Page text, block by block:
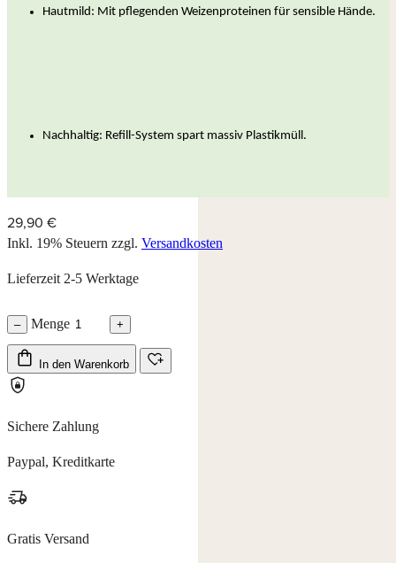
Hautmild: Mit pflegenden Weizenproteinen für sensible Hände.
Nachhaltig: Refill-System spart massiv Plastikmüll.
29,90 €
Inkl. 19% Steuern zzgl. Versandkosten
Lieferzeit 2-5 Werktage
– Menge +
In den Warenkorb
Sichere Zahlung
Paypal, Kreditkarte
Gratis Versand